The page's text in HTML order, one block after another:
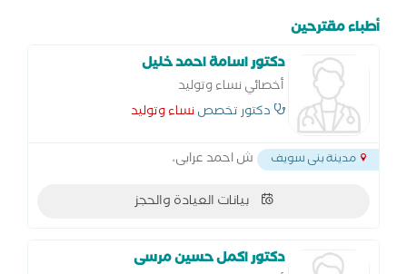
أطباء مقترحين
دكتور اسامة احمد خليل
أخصائي نساء وتوليد
دكتور تخصصنساء وتوليد
مدينة بنى سويف ش احمد عرابى،
بيانات العيادة والحجز
دكتور اكمل حسين مرسى